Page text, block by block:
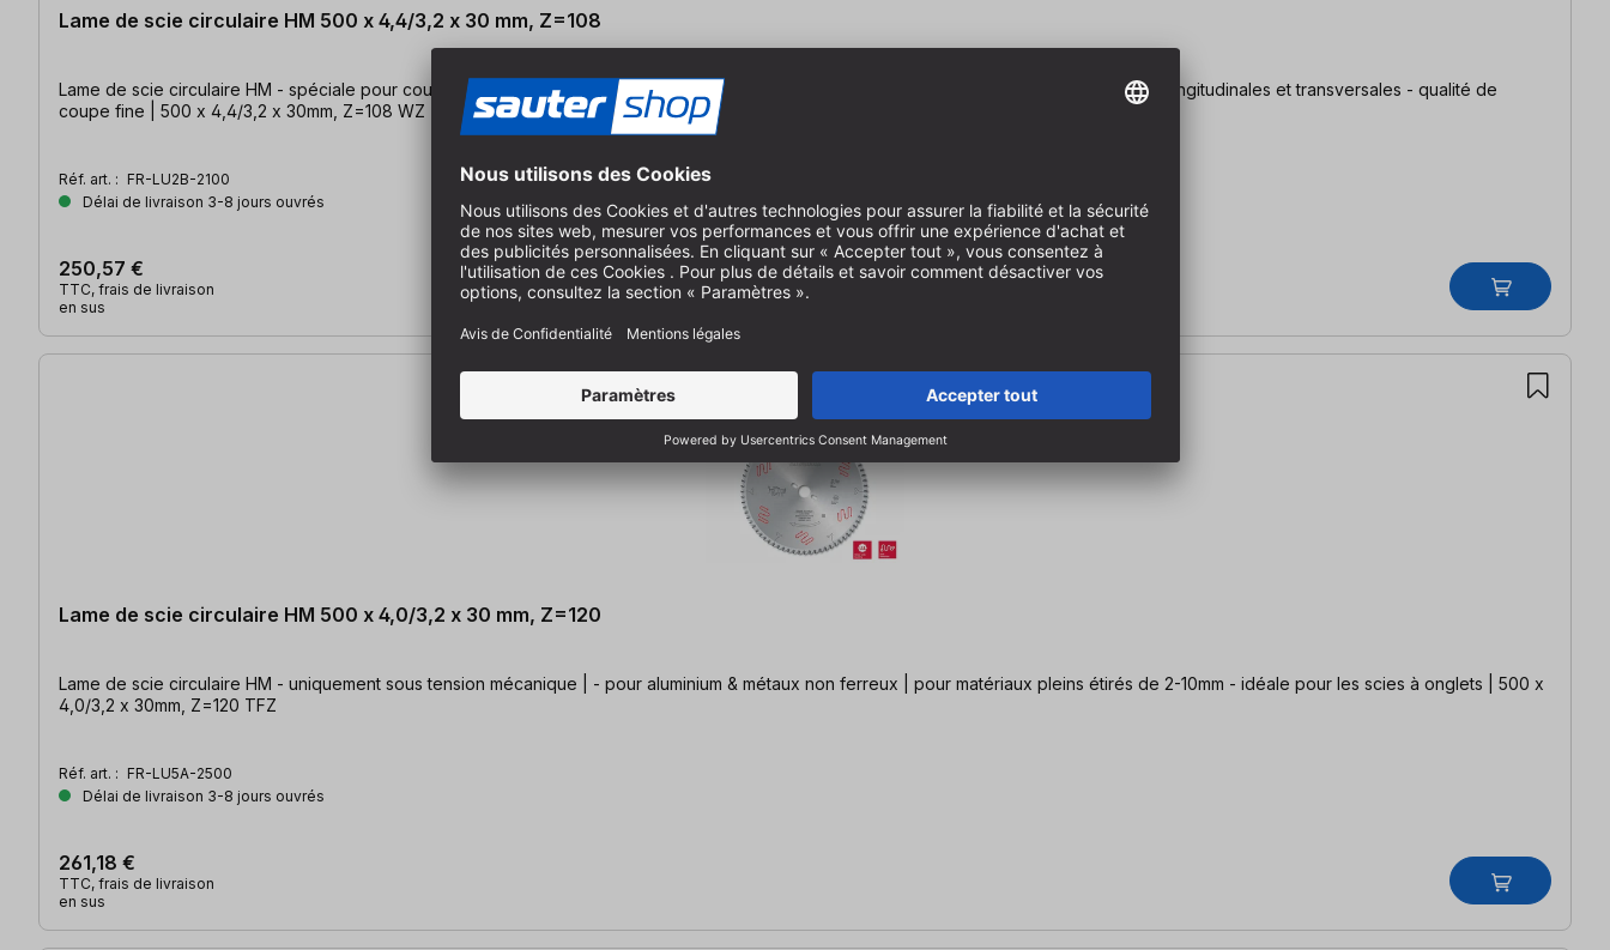
Lame de scie circulaire HM 500 x 4,4/3,2 x 30 mm, Z=108
Lame de scie circulaire HM - spéciale pour coupes longitudinales et transversales - également dans les bois durs exotiques | pour coupes longitudinales et transversales - qualité de
coupe fine | 500 x 4,4/3,2 x 30mm, Z=108 WZ
Réf. art. : FR-LU2B-2100
Délai de livraison 3-8 jours ouvrés
250,57 €
TTC, frais de livraison
en sus
Lame de scie circulaire HM 500 x 4,0/3,2 x 30 mm, Z=120
Lame de scie circulaire HM - uniquement sous tension mécanique | - pour aluminium & métaux non ferreux | pour matériaux pleins étirés de 2-10mm - idéale pour les scies à onglets | 500 x
4,0/3,2 x 30mm, Z=120 TFZ
Réf. art. : FR-LU5A-2500
Délai de livraison 3-8 jours ouvrés
261,18 €
TTC, frais de livraison
en sus